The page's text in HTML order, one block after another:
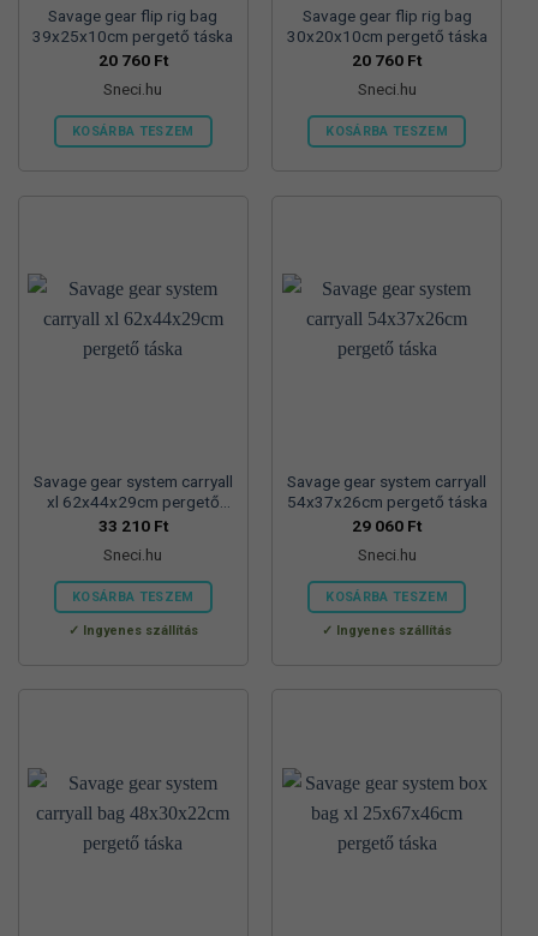
Savage gear flip rig bag
39x25x10cm pergető táska
20 760 Ft
Sneci.hu
KOSÁRBA TESZEM
Savage gear flip rig bag
30x20x10cm pergető táska
20 760 Ft
Sneci.hu
KOSÁRBA TESZEM
Savage gear system carryall
xl 62x44x29cm pergető
táska
33 210 Ft
Sneci.hu
KOSÁRBA TESZEM
Ingyenes szállítás
Savage gear system carryall
54x37x26cm pergető táska
29 060 Ft
Sneci.hu
KOSÁRBA TESZEM
Ingyenes szállítás